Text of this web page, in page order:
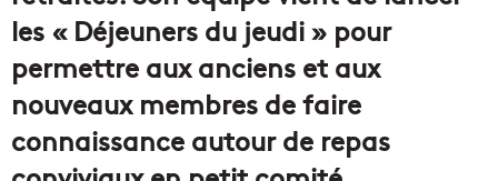
les « Déjeuners du jeudi » pour
permettre aux anciens et aux
nouveaux membres de faire
connaissance autour de repas